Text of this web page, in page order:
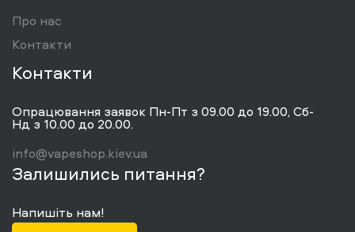
Про нас
Контакти
Контакти
Опрацювання заявок Пн-Пт з 09.00 до 19.00, Сб-
Нд з 10.00 до 20.00.
info@vapeshop.kiev.ua
Залишились питання?
Напишіть нам!